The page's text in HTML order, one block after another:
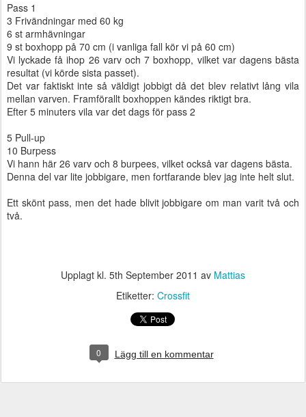
Pass 1
3 Frivändningar med 60 kg
6 st armhävningar
9 st boxhopp på 70 cm (i vanliga fall kör vi på 60 cm)
Vi lyckade få ihop 26 varv och 7 boxhopp, vilket var dagens bästa
resultat (vi körde sista passet).
Det var faktiskt inte så väldigt jobbigt då det blev relativt lång vila
mellan varven. Framförallt boxhoppen kändes riktigt bra.
Efter 5 minuters vila var det dags för pass 2
5 Pull-up
10 Burpess
Vi hann här 26 varv och 8 burpees, vilket också var dagens bästa.
Denna del var lite jobbigare, men fortfarande blev jag inte helt slut.
Ett skönt pass, men det hade blivit jobbigare om man varit två och
två.
Upplagt kl. 5th September 2011 av Mattias
Etiketter: Crossfit
0 Lägg till en kommentar